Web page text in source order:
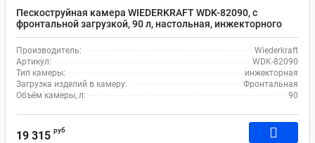
Пескоструйная камера WIEDERKRAFT WDK-82090, с
фронтальной загрузкой, 90 л, настольная, инжекторного
типа, с системой рециркуляции абразива
Производитель:
Wiederkraft
Артикул:
WDK-82090
Тип камеры:
инжекторная
Загрузка изделий в камеру:
Фронтальная
Объём камеры, л:
90
19 315 руб